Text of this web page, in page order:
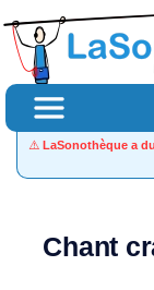
⚠️ LaSonothèque a
Chant